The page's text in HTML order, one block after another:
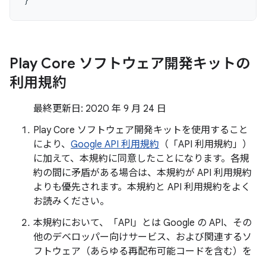
Play Core ソフトウェア開発キットの
利用規約
最終更新日: 2020 年 9 月 24 日
Play Core ソフトウェア開発キットを使用すること
により、 Google API 利用規約 （「API 利用規約」）
に加えて、本規約に同意したことになります。各規
約の間に矛盾がある場合は、本規約が API 利用規約
よりも優先されます。本規約と API 利用規約をよく
お読みください。
本規約において、「API」とは Google の API、その
他のデベロッパー向けサービス、および関連するソ
フトウェア（あらゆる再配布可能コードを含む）を